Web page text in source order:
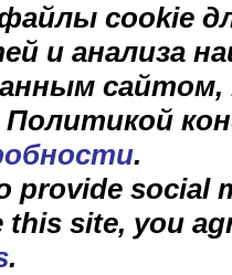
cookie
и анализа
.
provide social
site, you
.